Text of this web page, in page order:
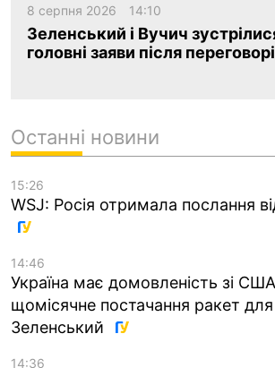
8 серпня 2026 14:10
Зеленський і Вучич
головні заяви після
Останні новини
15:26
WSJ: Росія отримала послання
14:46
Україна має домовленість зі
щомісячне постачання ракет
Зеленський
14:36